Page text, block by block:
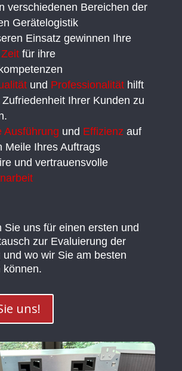
verschiedenen Bereichen der
Gerätelogistik
Einsatz gewinnen Ihre
Zeitfür ihre
und Professionalitäthilft
Ihrer Kunden zu
Ausführung und Effizienz auf
Meile Ihres Auftrags
und vertrauensvolle
Sie uns für einen ersten und
zur Evaluierung der
und wo wir Sie am besten
können.
uns!